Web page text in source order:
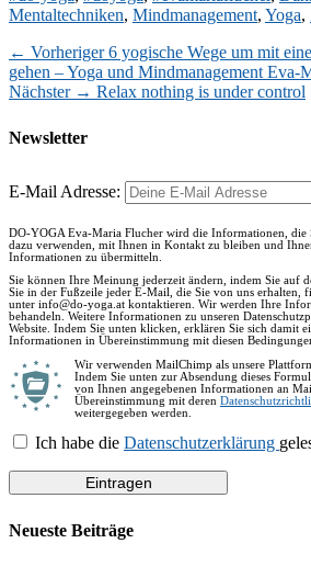
Mentaltechniken, Mindmanagement, Yoga,
Beitragsnavigation
← Vorheriger Vorheriger
Beitrag:
6 yogische Wege um mit
gehen – Yoga und Mindmanagement Eva-
Nächster → Nächster
Relax nothing is under control
Newsletter
E-Mail Adresse:
DO-YOGA Eva-Maria Flucher wird die Informationen, die
dazu verwenden, mit Ihnen in Kontakt zu bleiben und
Informationen zu übermitteln.
Sie können Ihre Meinung jederzeit ändern, indem Sie auf
Sie in der Fußzeile jeder E-Mail, die Sie von uns erhalten,
unter info@do-yoga.at kontaktieren. Wir werden Ihre
behandeln. Weitere Informationen zu unseren
Website. Indem Sie unten klicken, erklären Sie sich damit
Informationen in Übereinstimmung mit diesen
Wir verwenden MailChimp als unsere
Indem Sie unten zur Absendung dieses
von Ihnen angegebenen Informationen an
Übereinstimmung mit deren
weitergegeben werden.
Ich habe die Datenschutzerklärung
Neueste Beiträge